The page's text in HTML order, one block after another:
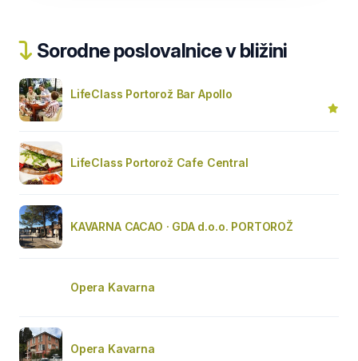
Sorodne poslovalnice v bližini
LifeClass Portorož Bar Apollo
LifeClass Portorož Cafe Central
KAVARNA CACAO · GDA d.o.o. PORTOROŽ
Opera Kavarna
Opera Kavarna